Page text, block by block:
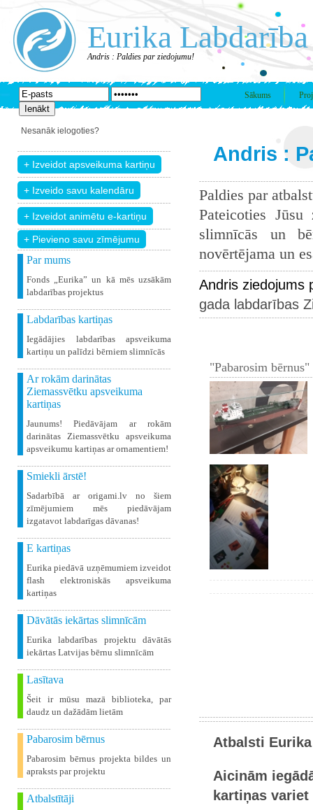
Eurika Labdarība
Andris : Paldies par ziedojumu!
Sākums
Nesanāk ielogoties?
+ Pievieno savu zīmējumu
Par mums
Fonds „Eurika” un kā mēs uzsākām
labdarības projektus
Labdarības kartiņas
Iegādājies labdarības apsveikuma
kartiņu un palīdzi bērniem slimnīcās
Ar rokām darinātas
Ziemassvētku apsveikuma
kartiņas
Jaunums! Piedāvājam ar rokām
darinātas Ziemassvētku apsveikuma
apsveikumu kartiņas ar ornamentiem!
Smiekli ārstē!
Sadarbībā ar origami.lv no šiem
zīmējumiem mēs piedāvājam
izgatavot labdarīgas dāvanas!
E kartiņas
Eurika piedāvā uzņēmumiem izveidot
flash elektroniskās apsveikuma
kartiņas
Dāvātās iekārtas slimnīcām
Eurika labdarības projektu dāvātās
iekārtas Latvijas bērnu slimnīcām
Lasītava
Šeit ir mūsu mazā biblioteka, par
daudz un dažādām lietām
Pabarosim bērnus
Pabarosim bērnus projekta bildes un
apraksts par projektu
Atbalstītāji
Andris :
Paldies par
Pateicoties
slimnīcās un
novērtējama un
Andris ziedojums
gada labdarības
"Pabarosim
Atbalsti
Aicinām
kartiņas variet